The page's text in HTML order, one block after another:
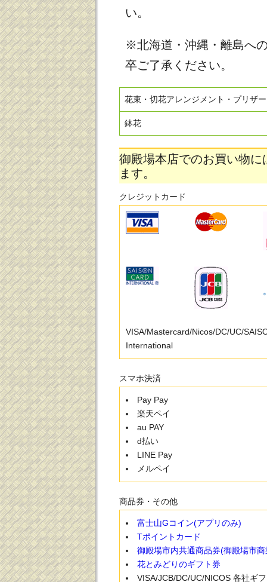
い。
※北海道・沖縄・離島へ
卒ご了承ください。
花束・切花アレンジメント・プリザ
鉢花
御殿場本店でのお買い物
ます。
クレジットカード
VISA/Mastercard/Nicos/DC/UC/
International
スマホ決済
Pay Pay
楽天ペイ
au PAY
d払い
LINE Pay
メルペイ
商品券・その他
富士山Gコイン(アプリのみ)
Tポイントカード
御殿場市内共通商品券(御殿場市
花とみどりのギフト券
VISA/JCB/DC/UC/NICOS 各社ギ